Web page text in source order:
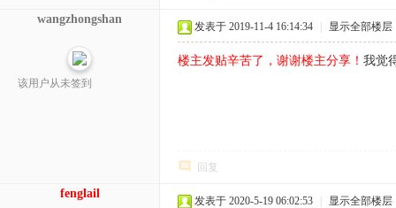
wangzhongshan
该用户从未签到
发表于 2019-11-4 16:14:34 显示全部楼层
楼主发贴辛苦了，谢谢楼主分享！ 我觉
回复
fenglail
发表于 2020-5-19 06:02:53 显示全部楼层